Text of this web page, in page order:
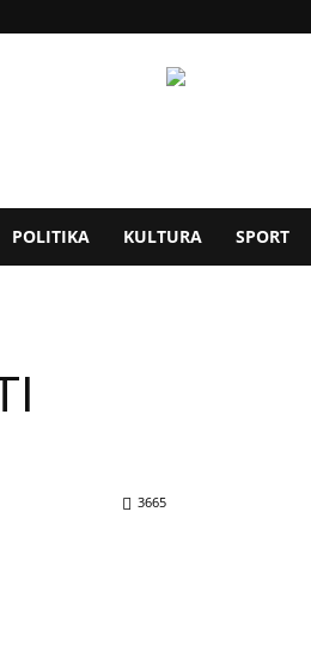
POLITIKA KULTURA SPORT
3665